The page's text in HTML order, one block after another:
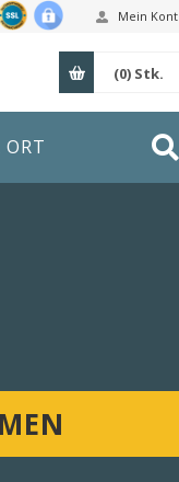
Mein
(0) Stk.
ORT